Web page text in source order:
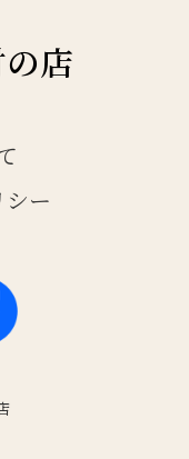
店
ー